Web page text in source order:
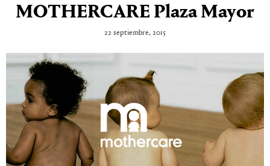
MOTHERCARE Plaza Mayor
22 septiembre, 2015